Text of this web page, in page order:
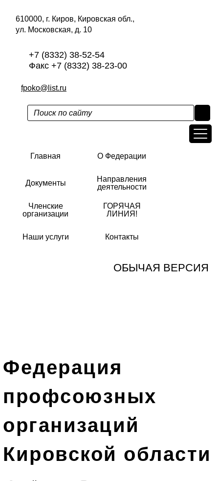
610000, г. Киров, Кировская обл.,
ул. Московская, д. 10
+7 (8332) 38-52-54
Факс +7 (8332) 38-23-00
fpoko@list.ru
Главная О Федерации
Документы
Направления
деятельности
Членские
организации
ГОРЯЧАЯ
ЛИНИЯ!
Наши услуги Контакты
ОБЫЧАЯ ВЕРСИЯ
Федерация
профсоюзных
организаций
Кировской области